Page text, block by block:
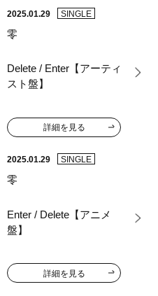
2025.01.29 SINGLE
零
Delete / Enter【アーティ
スト盤】
詳細を見る
2025.01.29 SINGLE
零
Enter / Delete【アニメ
盤】
詳細を見る